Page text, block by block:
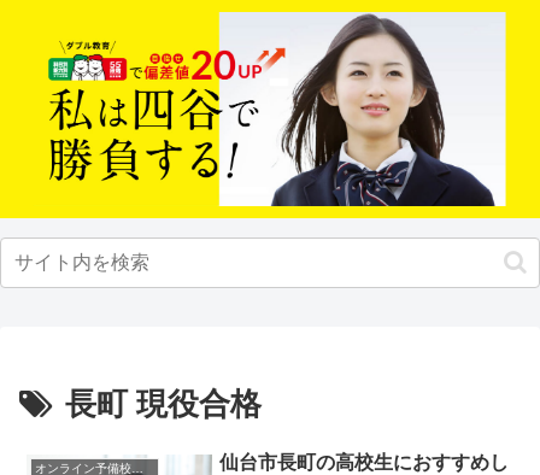
長町 現役合格
仙台市長町の高校生におすすめし